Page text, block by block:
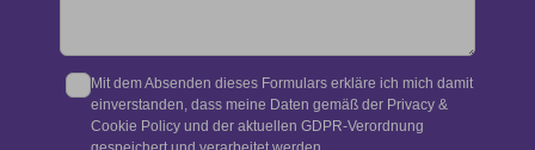
Mit dem Absenden dieses Formulars erkläre ich mich damit
einverstanden, dass meine Daten gemäß der Privacy &
Cookie Policy und der aktuellen GDPR-Verordnung